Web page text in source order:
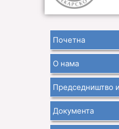
Почетна
О нама
Председништво
Документа